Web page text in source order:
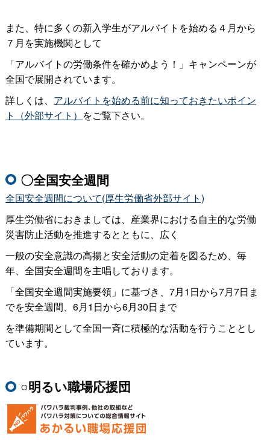
また、特に多くの新入学生がアルバイトを始める４月から
７月を実施機関として
「アルバイトの労働条件を確かめよう！」キャンペーンが
全国で展開されています。
詳しくは、 アルバイトを始める前に知っておきたいポイン
ト（外部サイト） をご覧下さい。
〇全国安全週間
全国安全週間について(厚生労働省外部サイト)
厚生労働省におきましては、産業界における自主的な労働
災害防止活動を推進するとともに、広く
一般の安全意識の高揚と安全活動の定着を図るため、毎
年、全国安全週間を主唱しております。
「全国安全週間実施要領」に基づき、7月1日から7月7日ま
でを安全週間、6月1日から6月30日まで
を準備期間として全国一斉に積極的な活動を行うこととし
ています。
○明るい職場応援団